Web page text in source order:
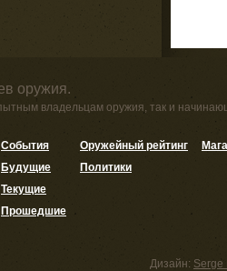
оружия.
владельцам оружия, так и
События
Будущие
Текущие
Прошедшие
Оружейный рейтинг
Политики
Дизайн: Serge